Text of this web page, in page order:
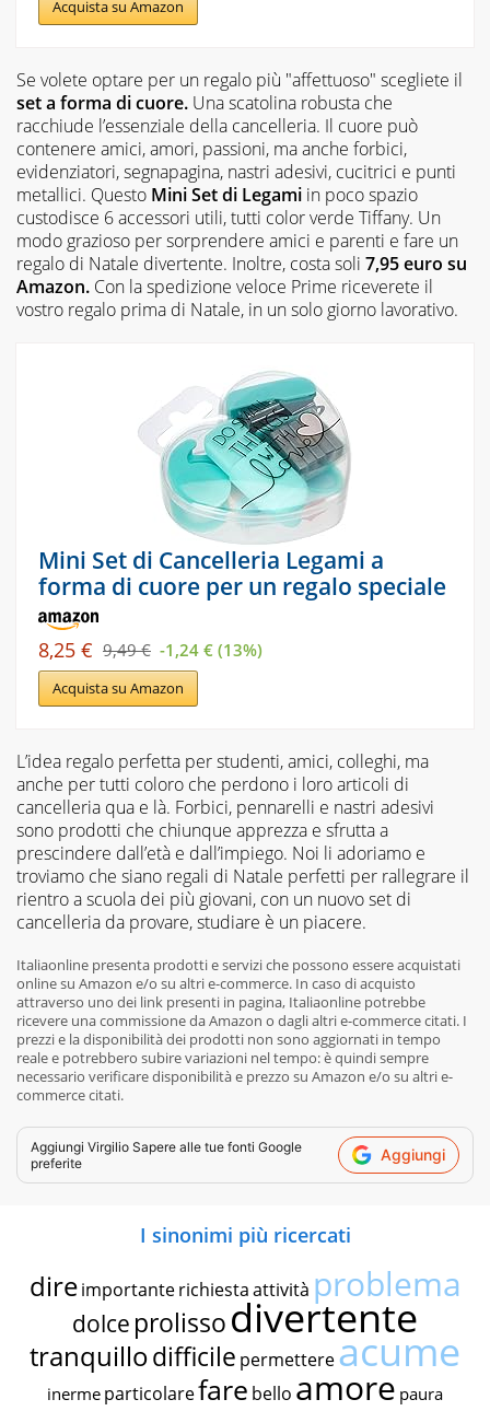
Acquista su Amazon
Se volete optare per un regalo più "affettuoso" scegliete il
set a forma di cuore. Una scatolina robusta che
racchiude l’essenziale della cancelleria. Il cuore può
contenere amici, amori, passioni, ma anche forbici,
evidenziatori, segnapagina, nastri adesivi, cucitrici e punti
metallici. Questo Mini Set di Legami in poco spazio
custodisce 6 accessori utili, tutti color verde Tiffany. Un
modo grazioso per sorprendere amici e parenti e fare un
regalo di Natale divertente. Inoltre, costa soli 7,95 euro su
Amazon. Con la spedizione veloce Prime riceverete il
vostro regalo prima di Natale, in un solo giorno lavorativo.
Mini Set di Cancelleria Legami a
forma di cuore per un regalo speciale
8,25 € 9,49 € -1,24 € (13%)
Acquista su Amazon
L’idea regalo perfetta per studenti, amici, colleghi, ma
anche per tutti coloro che perdono i loro articoli di
cancelleria qua e là. Forbici, pennarelli e nastri adesivi
sono prodotti che chiunque apprezza e sfrutta a
prescindere dall’età e dall’impiego. Noi li adoriamo e
troviamo che siano regali di Natale perfetti per rallegrare il
rientro a scuola dei più giovani, con un nuovo set di
cancelleria da provare, studiare è un piacere.
Italiaonline presenta prodotti e servizi che possono essere acquistati
online su Amazon e/o su altri e-commerce. In caso di acquisto
attraverso uno dei link presenti in pagina, Italiaonline potrebbe
ricevere una commissione da Amazon o dagli altri e-commerce citati. I
prezzi e la disponibilità dei prodotti non sono aggiornati in tempo
reale e potrebbero subire variazioni nel tempo: è quindi sempre
necessario verificare disponibilità e prezzo su Amazon e/o su altri e-
commerce citati.
Aggiungi Virgilio Sapere alle tue fonti Google
preferite
Aggiungi
I sinonimi più ricercati
dire importante richiestaattività problema
dolce prolissodivertente
tranquillodifficile permettereacume
inerme particolarefare bello amore paura